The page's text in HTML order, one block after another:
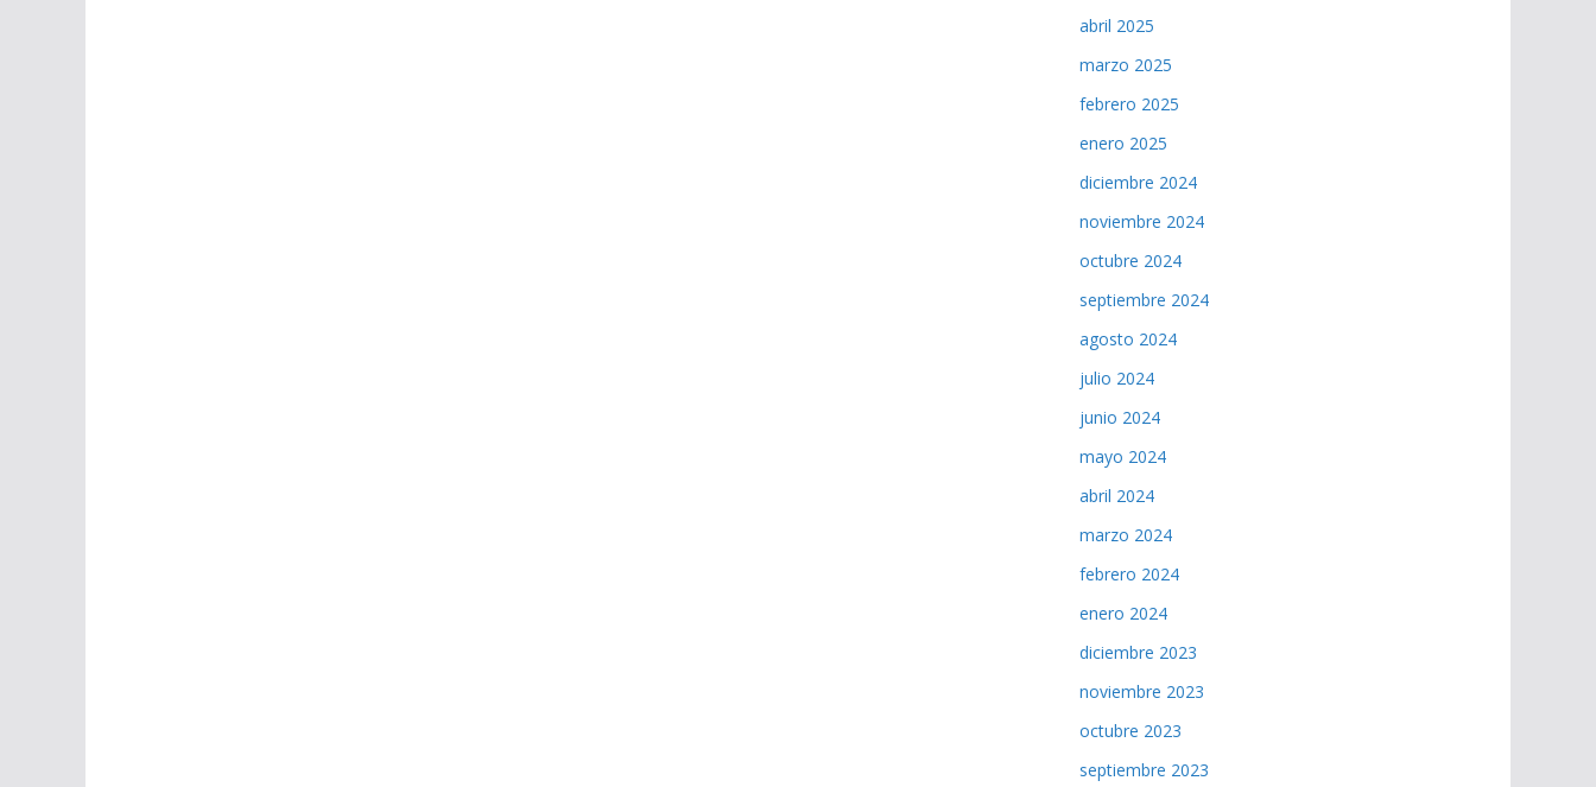
abril 2025
marzo 2025
febrero 2025
enero 2025
diciembre 2024
noviembre 2024
octubre 2024
septiembre 2024
agosto 2024
julio 2024
junio 2024
mayo 2024
abril 2024
marzo 2024
febrero 2024
enero 2024
diciembre 2023
noviembre 2023
octubre 2023
septiembre 2023